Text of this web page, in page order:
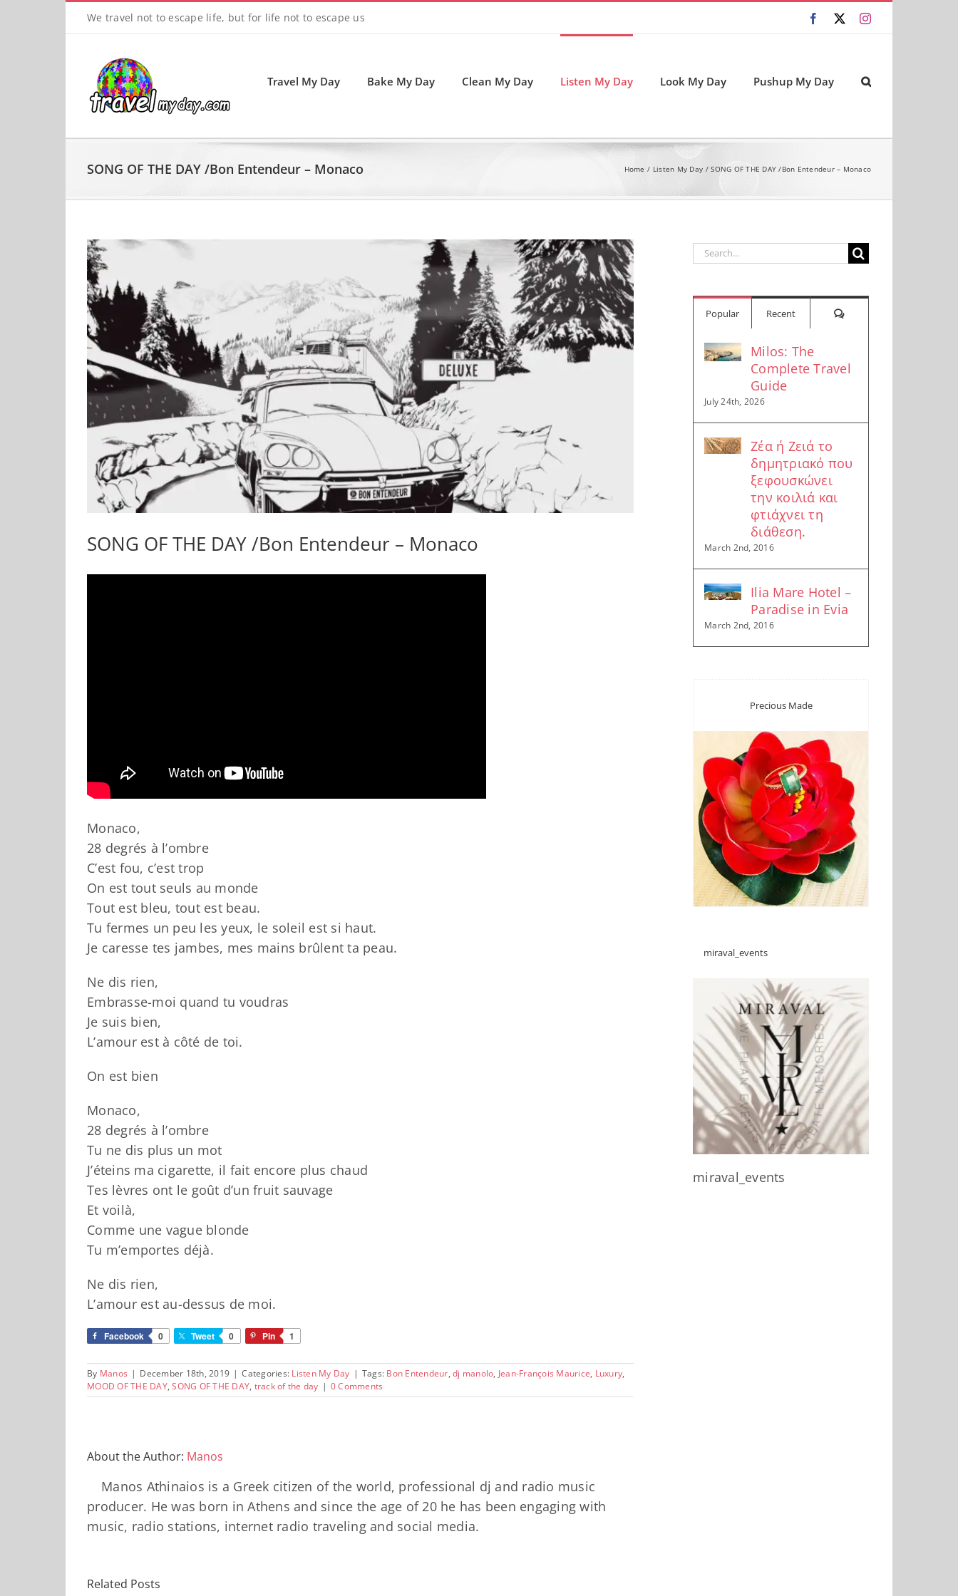
We travel not to escape life, but for life not to escape us Facebook
X Instagram
Travel My Day Bake My Day Clean My Day Listen My Day Look My Day Pushup My Day
SONG OF THE DAY /Bon Entendeur – Monaco Home Listen My Day SONG OF THE DAY /Bon Entendeur – Monaco
View
Larger
Image
SONG OF THE DAY /Bon Entendeur – Monaco
Monaco,
28 degrés à l’ombre
C’est fou, c’est trop
On est tout seuls au monde
Tout est bleu, tout est beau.
Tu fermes un peu les yeux, le soleil est si haut.
Je caresse tes jambes, mes mains brûlent ta peau.
Ne dis rien,
Embrasse-moi quand tu voudras
Je suis bien,
L’amour est à côté de toi.
On est bien
Monaco,
28 degrés à l’ombre
Tu ne dis plus un mot
J’éteins ma cigarette, il fait encore plus chaud
Tes lèvres ont le goût d’un fruit sauvage
Et voilà,
Comme une vague blonde
Tu m’emportes déjà.
Ne dis rien,
L’amour est au-dessus de moi.
Facebook 0 Tweet 0 Pin 1
By Manos | December 18th, 2019 | Categories: Listen My Day | Tags: Bon Entendeur, dj manolo, Jean-François Maurice, Luxury,
MOOD OF THE DAY,SONG OF THE DAY, track of the day | 0 Comments
About the Author: Manos
Manos Athinaios is a Greek citizen of the world, professional dj and radio music
producer. He was born in Athens and since the age of 20 he has been engaging with
music, radio stations, internet radio traveling and social media.
Related Posts
Search
Popular Recent Comments
Milos: The
Complete Travel
Guide
July 24th, 2026
Ζέα ή Ζειά το
δημητριακό που
ξεφουσκώνει
την κοιλιά και
φτιάχνει τη
διάθεση.
March 2nd, 2016
Ilia Mare Hotel –
Paradise in Evia
March 2nd, 2016
Precious Made
miraval_events
miraval_events